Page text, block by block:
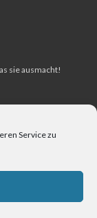
Service zu
sie ausmacht!